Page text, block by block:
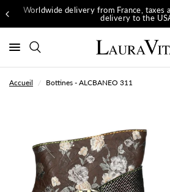
Worldwide delivery from France, taxes
delivery to the
Accueil / Bottines - ALCBANEO 311